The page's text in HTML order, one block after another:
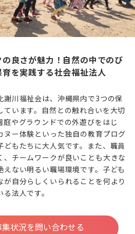
良さが魅力！自然の中でのび
を実践する社会福祉法人
謝川福祉会は、沖縄県内で3つの保
ています。自然との触れ合いを大切
庭やグラウンドでの外遊びをはじ
ヌー体験といった独自の教育プログ
どもたちに大人気です。また、職員
、チームワークが良いことも大きな
えない明るい職場環境です。子ども
が自分らしくいられることを何より
法人です。
集状況を問い合わせる